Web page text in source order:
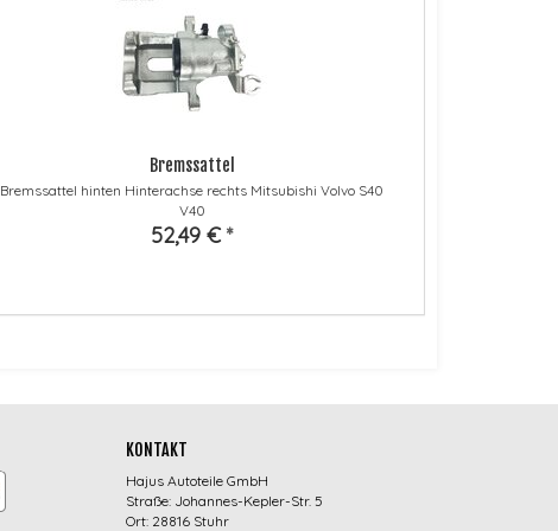
Bremssattel
Bremssattel hinten Hinterachse rechts Mitsubishi Volvo S40
V40
52,49 € *
KONTAKT
Hajus Autoteile GmbH
Straße: Johannes-Kepler-Str. 5
Ort: 28816 Stuhr